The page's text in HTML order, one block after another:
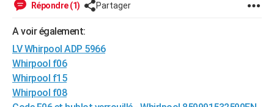
Art de vivre
Bien-être
Loisirs
Mode
Modes de vie
Alimentation
Guide de la santé
Maladies
Médicaments
Sommeil
Destinations
City break
Voyage nature
Voyage de noces
Forum
Climat
+PHOTO
GUIDES D'ACHAT
Répondre (1) Partager
A voir également:
LV Whirpool ADP 5966
Whirpool f06
Whirpool f15
Whirpool f08